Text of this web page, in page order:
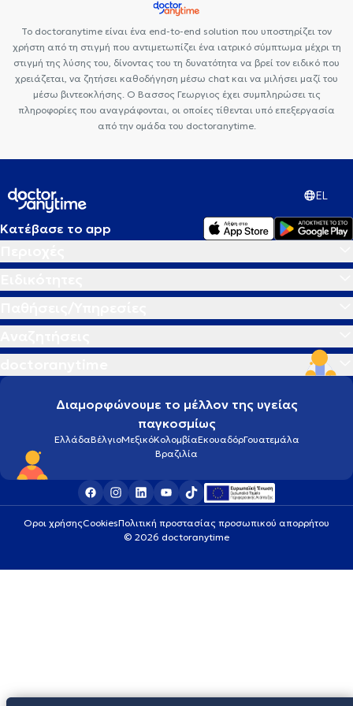
Το doctoranytime είναι ένα end-to-end solution που υποστηρίζει τον
χρήστη από τη στιγμή που αντιμετωπίζει ένα ιατρικό σύμπτωμα μέχρι τη
στιγμή της λύσης του, δίνοντας του τη δυνατότητα να βρεί τον ειδικό που
χρειάζεται, να ζητήσει καθοδήγηση μέσω chat και να μιλήσει μαζί του
μέσω βιντεοκλήσης. Ο Βασσος Γεωργιος έχει συμπληρώσει τις
πληροφορίες που αναγράφονται, οι οποίες τίθενται υπό επεξεργασία
από την ομάδα του doctoranytime.
EL
Κατέβασε το app
Διαμορφώνουμε το μέλλον της υγείας
παγκοσμίως
ΕλλάδαΒέλγιοΜεξικόΚολομβίαΕκουαδόρΓουατεμάλα
Βραζιλία
Οροι χρήσηςCookiesΠολιτική προστασίας προσωπικού απορρήτου
© 2026 doctoranytime